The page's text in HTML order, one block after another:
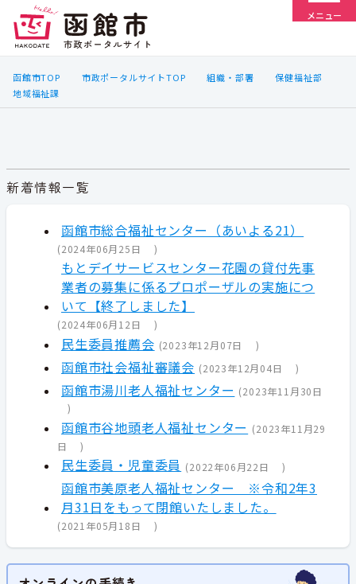
メニュー
函館市TOP 市政ポータルサイトTOP 組織・部署
保健福祉部
地域福祉課
新着情報一覧
函館市総合福祉センター（あいよる21）
(2024年06月25日 )
もとデイサービスセンター花園の貸付先事
業者の募集に係るプロポーザルの実施につ
いて【終了しました】
(2024年06月12日 )
民生委員推薦会 (2023年12月07日 )
函館市社会福祉審議会 (2023年12月04日 )
函館市湯川老人福祉センター (2023年11月30日
)
函館市谷地頭老人福祉センター (2023年11月29
日
)
民生委員・児童委員 (2022年06月22日 )
函館市美原老人福祉センター ※令和2年3
月31日をもって閉館いたしました。
(2021年05月18日 )